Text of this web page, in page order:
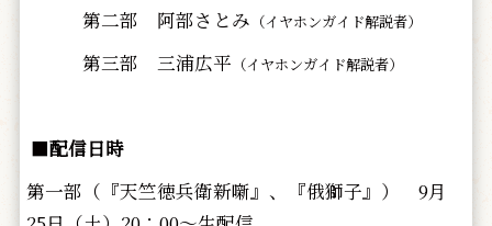
第二部 阿部さとみ （イヤホンガイド解説者）
第三部 三浦広平 （イヤホンガイド解説者）
■配信日時
第一部（『天竺徳兵衛新噺』、『俄獅子』） 9月